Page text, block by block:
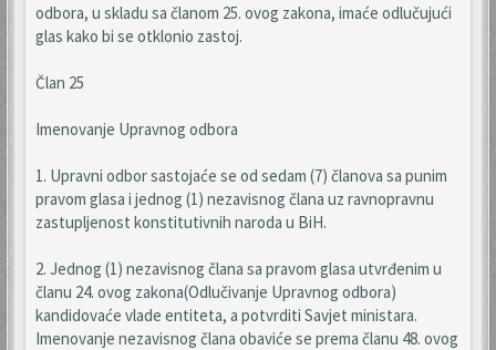
odbora, u skladu sa članom 25. ovog zakona, imaće odlučujući
glas kako bi se otklonio zastoj.
Član 25
Imenovanje Upravnog odbora
1. Upravni odbor sastojaće se od sedam (7) članova sa punim
pravom glasa i jednog (1) nezavisnog člana uz ravnopravnu
zastupljenost konstitutivnih naroda u BiH.
2. Jednog (1) nezavisnog člana sa pravom glasa utvrđenim u
članu 24. ovog zakona(Odlučivanje Upravnog odbora)
kandidovaće vlade entiteta, a potvrditi Savjet ministara.
Imenovanje nezavisnog člana obaviće se prema članu 48. ovog